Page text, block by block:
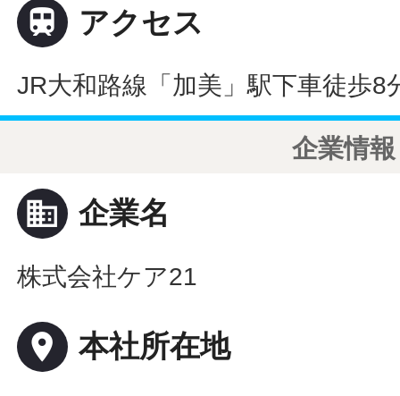
 アクセス
JR大和路線「加美」駅下車徒歩8
企業情報
business 企業名
株式会社ケア21
place 本社所在地